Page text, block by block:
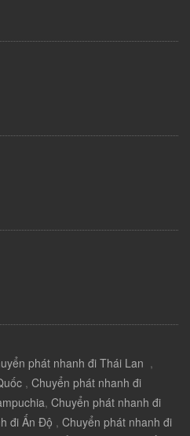
phát nhanh đi Thái Lan ,
, Chuyển phát nhanh đi
, Chuyển phát nhanh đi
đi Ấn Độ , Chuyển phát nhanh đi